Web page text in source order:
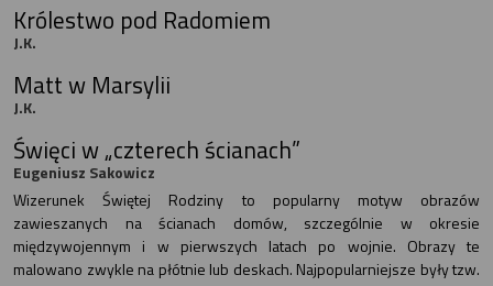
Królestwo pod Radomiem
J.K.
Matt w Marsylii
J.K.
Święci w „czterech ścianach”
Eugeniusz Sakowicz
Wizerunek Świętej Rodziny to popularny motyw obrazów
zawieszanych na ścianach domów, szczególnie w okresie
międzywojennym i w pierwszych latach po wojnie. Obrazy te
malowano zwykle na płótnie lub deskach. Najpopularniejsze były tzw.